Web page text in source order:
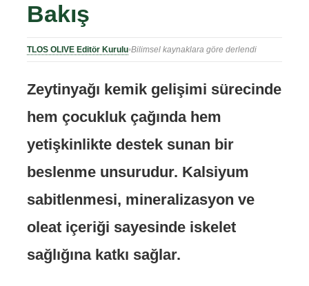
Bakış
TLOS OLIVE Editör Kurulu•Bilimsel kaynaklara göre derlendi
Zeytinyağı kemik gelişimi sürecinde
hem çocukluk çağında hem
yetişkinlikte destek sunan bir
beslenme unsurudur. Kalsiyum
sabitlenmesi, mineralizasyon ve
oleat içeriği sayesinde iskelet
sağlığına katkı sağlar.